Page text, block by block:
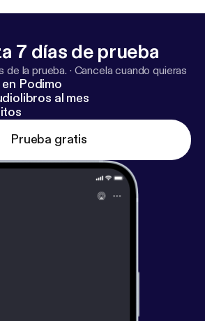
7 días de prueba
de la prueba. · Cancela cuando quieras
Podimo
al mes
Prueba gratis